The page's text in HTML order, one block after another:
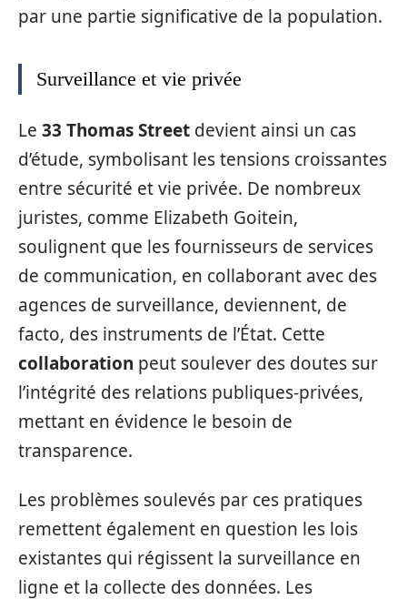
par une partie significative de la population.
Surveillance et vie privée
Le 33 Thomas Street devient ainsi un cas
d’étude, symbolisant les tensions croissantes
entre sécurité et vie privée. De nombreux
juristes, comme Elizabeth Goitein,
soulignent que les fournisseurs de services
de communication, en collaborant avec des
agences de surveillance, deviennent, de
facto, des instruments de l’État. Cette
collaboration peut soulever des doutes sur
l’intégrité des relations publiques-privées,
mettant en évidence le besoin de
transparence.
Les problèmes soulevés par ces pratiques
remettent également en question les lois
existantes qui régissent la surveillance en
ligne et la collecte des données. Les